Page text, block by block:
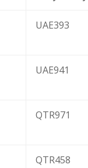
UAE393
UAE941
QTR971
QTR458